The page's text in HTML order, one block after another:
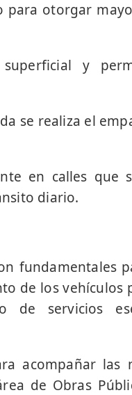
para otorgar
y
se realiza el
en calles que
diario.
fundamentales
de los vehículos
de servicios
acompañar las
de Obras